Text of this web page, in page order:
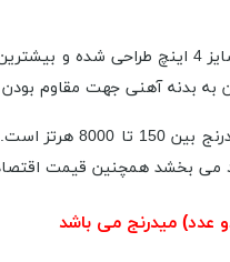
می بخشد همچنین قیمت
میدرنج می باشد